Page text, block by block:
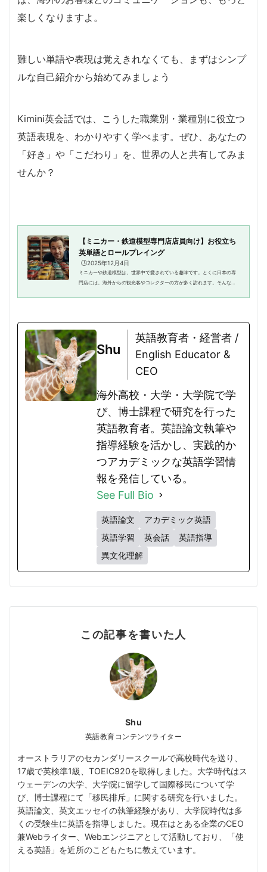
楽しくなりますよ。
難しい単語や表現は覚えきれなくても、まずはシンプ
ルな自己紹介から始めてみましょう
Kimini英会話では、こうした職業別・業種別に役立つ
英語表現を、わかりやすく学べます。 ぜひ、あなたの
「好き」や「こだわり」を、世界の人と共有してみま
せんか？
【ミニカー・鉄道模型専門店店員向け】お役立ち
英単語とロールプレイング
🕒️2025年12月4日
ミニカーや鉄道模型は、世界中で愛されている趣味です。とくに日本の専
門店には、海外からの観光客やコレクターの方が多く訪れます。そんなお
Shu
英語教育者・経営者 /
English Educator &
CEO
海外高校・大学・大学院で学
び、博士課程で研究を行った
英語教育者。英語論文執筆や
指導経験を活かし、実践的か
つアカデミックな英語学習情
報を発信している。
See Full Bio
英語論文
アカデミック英語
英語学習
英会話
英語指導
異文化理解
この記事を書いた人
Shu
英語教育コンテンツライター
オーストラリアのセカンダリースクールで高校時代を送り、
17歳で英検準1級、TOEIC920を取得しました。大学時代はス
ウェーデンの大学、大学院に留学して国際移民について学
び、博士課程にて「移民排斥」に関する研究を行いました。
英語論文、英文エッセイの執筆経験があり、大学院時代は多
くの受験生に英語を指導しました。現在はとある企業のCEO
兼Webライター、Webエンジニアとして活動しており、「使
える英語」を近所のこどもたちに教えています。